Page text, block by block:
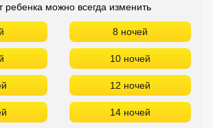
ребенка можно всегда изменить
8 ночей
10 ночей
12 ночей
14 ночей